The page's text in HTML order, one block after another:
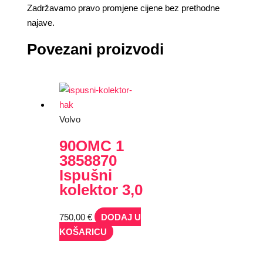
Zadržavamo pravo promjene cijene bez prethodne
najave.
Povezani proizvodi
Volvo
90OMC 1
3858870
Ispušni
kolektor 3,0
750,00€
DODAJ U
KOŠARICU